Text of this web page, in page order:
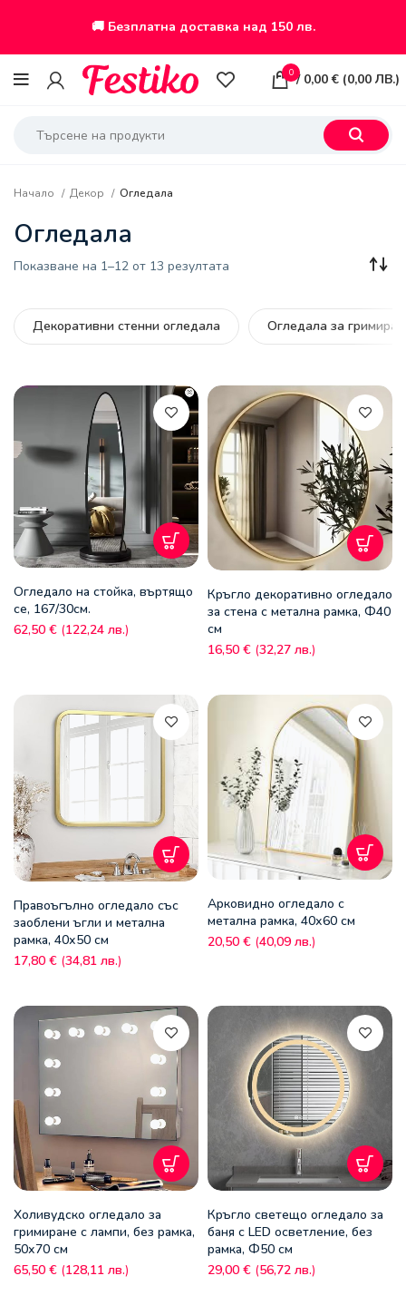
🚚 Безплатна доставка над 150 лв.
0 / 0,00€ (0,00 ЛВ.)
Начало Декор Огледала
Огледала
Показване на 1–12 от 13 резултата
Декоративни стенни огледала
Огледала за
Огледало на стойка, въртящо
се, 167/30см.
62,50 € (122,24 лв.)
Кръгло декоративно огледало
за стена с метална рамка, Ф40
см
16,50 € (32,27 лв.)
Правоъгълно огледало със
заоблени ъгли и метална
рамка, 40х50 см
17,80 € (34,81 лв.)
Арковидно огледало с
метална рамка, 40х60 см
20,50 € (40,09 лв.)
Холивудско огледало за
гримиране с лампи, без рамка,
50х70 см
65,50 € (128,11 лв.)
Кръгло светещо огледало за
баня с LED осветление, без
рамка, Ф50 см
29,00 € (56,72 лв.)